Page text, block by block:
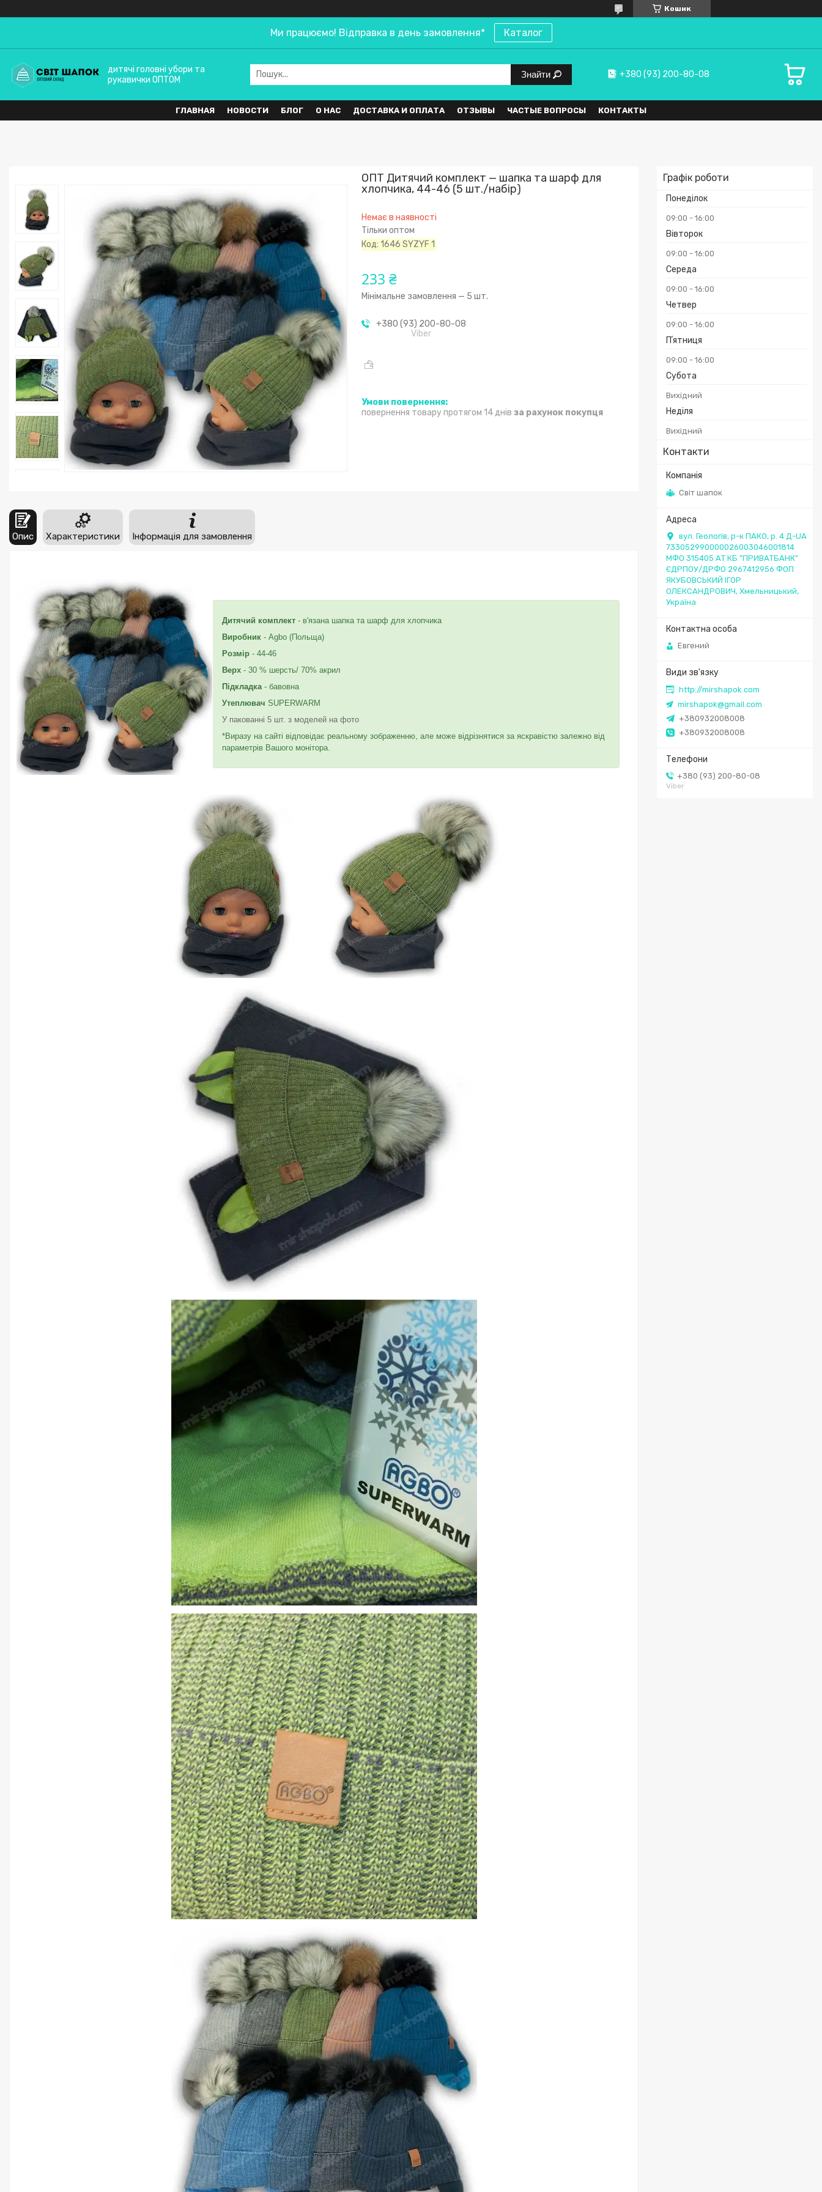
Кошик
Ми працюємо! Відправка в день замовлення* Каталог
дитячі головні убори та
рукавички ОПТОМ
Знайти +380 (93) 200-80-08
ГЛАВНАЯ НОВОСТИ БЛОГ О НАС ДОСТАВКА И ОПЛАТА ОТЗЫВЫ ЧАСТЫЕ ВОПРОСЫ КОНТАКТЫ
Графік роботи
Понеділок
09:00 16:00
Вівторок
09:00 16:00
Середа
09:00 16:00
Четвер
09:00 16:00
Пʼятниця
09:00 16:00
Субота
Вихідний
Неділя
Вихідний
Контакти
Світ шапок
вул. Геологів, р-к ПАКО, р. 4 Д-UA
733052990000026003046001814
МФО 315405 АТ КБ "ПРИВАТБАНК"
ЄДРПОУ/ДРФО 2967412956 ФОП
ЯКУБОВСЬКИЙ ІГОР
ОЛЕКСАНДРОВИЧ, Хмельницький,
Україна
Евгений
http://mirshapok.com
mirshapok@gmail.com
+380932008008
+380932008008
+380 (93) 200-80-08
Viber
ОПТ Дитячий комплект — шапка та шарф для
хлопчика, 44-46 (5 шт./набір)
Немає в наявності
Тільки оптом
Код:1646 SYZYF 1
233 ₴
Мінімальне замовлення — 5 шт.
+380 (93) 200-80-08
Viber
повернення товару протягом 14 днів за рахунок покупця
Опис Характеристики Інформація для замовлення
Дитячий комплект - в'язана шапка та шарф для хлопчика
Виробник - Agbo (Польща)
Розмір - 44-46
Верх - 30 % шерсть/ 70% акрил
Підкладка - бавовна
Утеплювач SUPERWARM
У пакованні 5 шт. з моделей на фото
*Виразу на сайті відповідає реальному зображенню, але може відрізнятися за яскравістю залежно від
параметрів Вашого монітора.